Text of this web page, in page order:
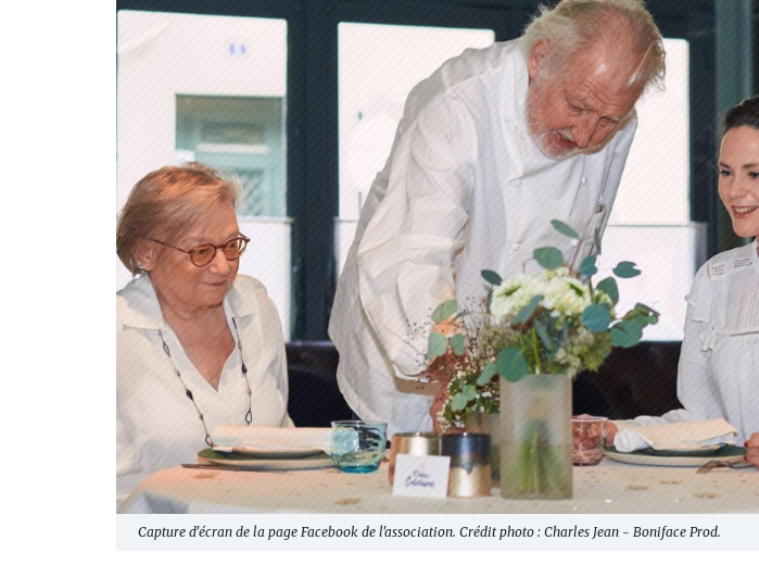
Capture d'écran de la page Facebook de l'association. Crédit photo : Charles Jean - Boniface Prod.